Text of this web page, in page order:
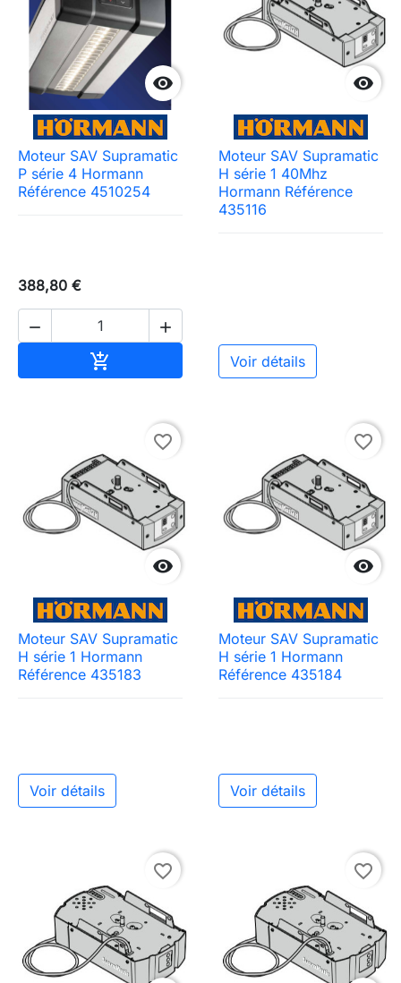

Moteur SAV Supramatic
P série 4 Hormann
Référence 4510254
388,80 €
 


Moteur SAV Supramatic
H série 1 40Mhz
Hormann Référence
435116
Voir détails

favorite_border
Moteur SAV Supramatic
H série 1 Hormann
Référence 435183
Voir détails

favorite_border
Moteur SAV Supramatic
H série 1 Hormann
Référence 435184
Voir détails
favorite_border favorite_border